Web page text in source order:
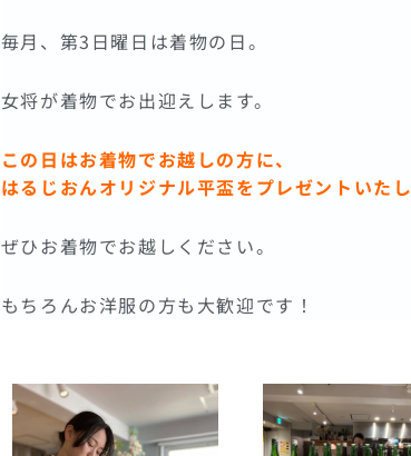
毎月、第3日曜日は着物の日。
女将が着物でお出迎えします。
この日はお着物でお越しの方に、
はるじおんオリジナル平盃をプレゼントいたし
ぜひお着物でお越しください。
もちろんお洋服の方も大歓迎です！